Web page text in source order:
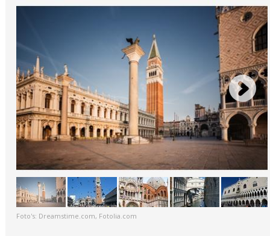
Foto's: Dreamstime.com, Fotolia.com